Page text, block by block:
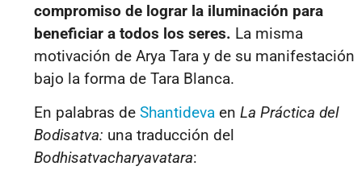
compromiso de lograr la iluminación para
beneficiar a todos los seres. La misma
motivación de Arya Tara y de su manifestación
bajo la forma de Tara Blanca.
En palabras de Shantideva en La Práctica del
Bodisatva: una traducción del
Bodhisatvacharyavatara: